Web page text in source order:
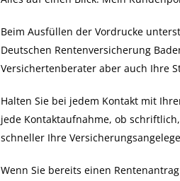
Beim Ausfüllen der Vordrucke
Deutschen Rentenversicherung
Versichertenberater aber auch Ihre
Halten Sie bei jedem Kontakt mit
jede Kontaktaufnahme, ob
schneller Ihre
Wenn Sie bereits einen